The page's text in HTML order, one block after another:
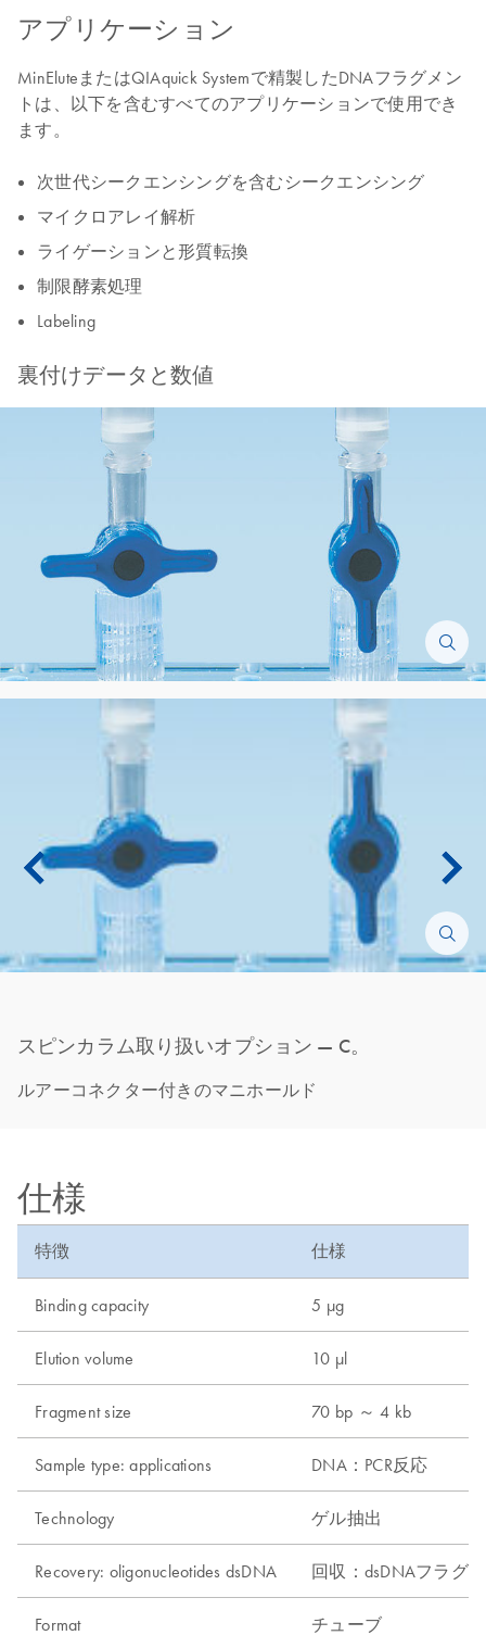
アプリケーション
MinEluteまたはQIAquick Systemで精製したDNAフラグメン
トは、以下を含むすべてのアプリケーションで使用でき
ます。
次世代シークエンシングを含むシークエンシング
マイクロアレイ解析
ライゲーションと形質転換
制限酵素処理
Labeling
裏付けデータと数値
スピンカラム取り扱いオプション — C。
ルアーコネクター付きのマニホールド
仕様
特徴 仕様
Binding capacity 5 µg
Elution volume 10 µl
Fragment size 70 bp ～ 4 kb
Sample type: applications DNA：PCR反応
Technology ゲル抽出
Recovery: oligonucleotides dsDNA 回収：dsDNAフラグ
Format チューブ